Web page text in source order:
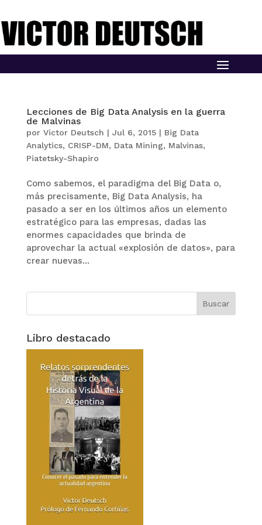
Lecciones de Big Data Analysis en la guerra
de Malvinas
por Victor Deutsch | Jul 6, 2015| Big Data
Analytics, CRISP-DM, Data Mining, Malvinas,
Piatetsky-Shapiro
Como sabemos, el paradigma del Big Data o,
más precisamente, Big Data Analysis, ha
pasado a ser en los últimos años un elemento
estratégico para las empresas, dadas las
enormes capacidades que brinda de
aprovechar la actual «explosión de datos», para
crear nuevas...
Libro destacado